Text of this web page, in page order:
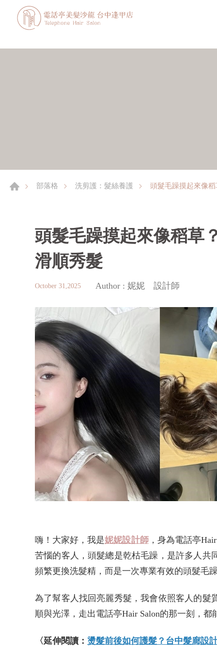
部落格 洗剪護：髮絲養護 頭髮毛躁摸起來像
頭髮毛躁摸起來像稻草
滑順秀髮
October 31,2025 Author : 妮妮 設計師
嗨！大家好，我是妮妮設計師，身為電話亭
苦惱的客人，頭髮總是乾枯毛躁，是許多人共
頻繁更換洗髮精，而是一次專業有效的頭髮毛
為了幫客人找回亮麗秀髮，我會依照客人的髮
順與光澤，走出電話亭Hair Salon的那一刻，
〈延伸閱讀： 燙髮前後如何護髮？台中髮廊設